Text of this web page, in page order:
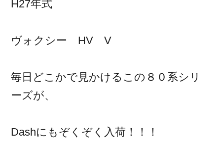
H27年式
ヴォクシー HV V
毎日どこかで見かけるこの８０系シリ
ーズが、
Dashにもぞくぞく入荷！！！